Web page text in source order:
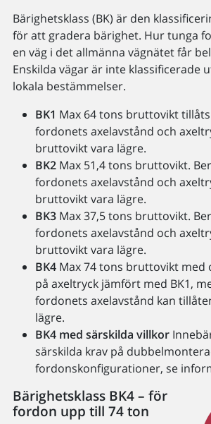
Bärighetsklass (BK) är den
för att gradera bärighet. Hur tunga
en väg i det allmänna vägnätet får
Enskilda vägar är inte klassificerade
lokala bestämmelser.
BK1 Max 64 tons bruttovikt
fordonets axelavstånd och
bruttovikt vara lägre.
BK2Max 51,4 tons bruttovikt.
fordonets axelavstånd och
bruttovikt vara lägre.
BK3Max 37,5 tons bruttovikt.
fordonets axelavstånd och
bruttovikt vara lägre.
BK4Max 74 tons bruttovikt med
på axeltryck jämfört med BK1,
fordonets axelavstånd kan
lägre.
BK4 med särskilda villkor
särskilda krav på
fordonskonfigurationer, se
Bärighetsklass BK4 – för
fordon upp till 74 ton